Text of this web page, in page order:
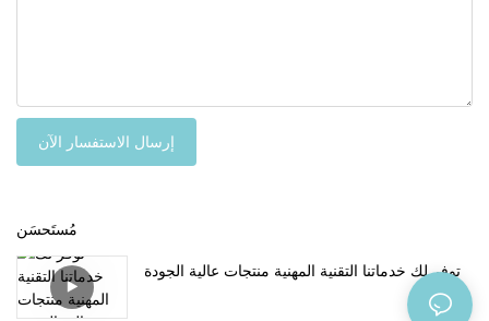
إرسال الاستفسار الآن
مُستَحسَن
توفر لك خدماتنا التقنية المهنية منتجات عالية الجودة